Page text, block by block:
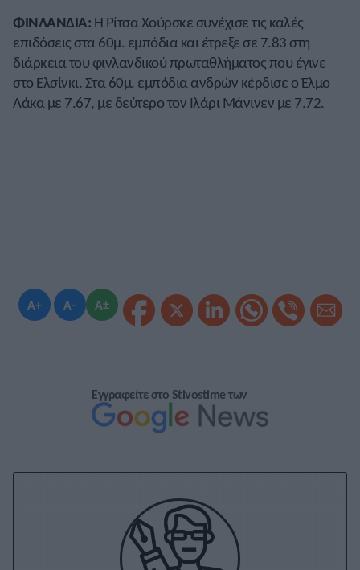
A+ A- A±
ΦΙΝΛΑΝΔΙΑ: Η Ρίτσα Χούρσκε συνέχισε τις καλές
επιδόσεις στα 60μ. εμπόδια και έτρεξε σε 7.83 στη
διάρκεια του φινλανδικού πρωταθλήματος που έγινε
στο Ελσίνκι. Στα 60μ. εμπόδια ανδρών κέρδισε ο Έλμο
Λάκα με 7.67, με δεύτερο τον Ιλάρι Μάνινεν με 7.72.
Εγγραφείτε στο Stivostime των